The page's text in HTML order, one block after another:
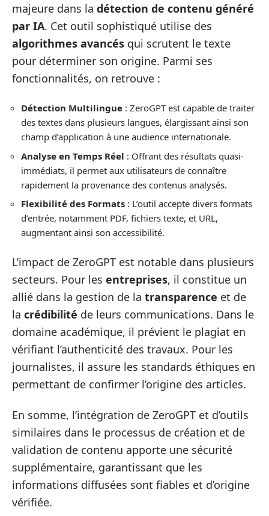
majeure dans la détection de contenu généré
par IA. Cet outil sophistiqué utilise des
algorithmes avancés qui scrutent le texte
pour déterminer son origine. Parmi ses
fonctionnalités, on retrouve :
Détection Multilingue : ZeroGPT est capable de traiter
des textes dans plusieurs langues, élargissant ainsi son
champ d’application à une audience internationale.
Analyse en Temps Réel : Offrant des résultats quasi-
immédiats, il permet aux utilisateurs de connaître
rapidement la provenance des contenus analysés.
Flexibilité des Formats : L’outil accepte divers formats
d’entrée, notamment PDF, fichiers texte, et URL,
augmentant ainsi son accessibilité.
L’impact de ZeroGPT est notable dans plusieurs
secteurs. Pour les entreprises, il constitue un
allié dans la gestion de la transparence et de
la crédibilité de leurs communications. Dans le
domaine académique, il prévient le plagiat en
vérifiant l’authenticité des travaux. Pour les
journalistes, il assure les standards éthiques en
permettant de confirmer l’origine des articles.
En somme, l’intégration de ZeroGPT et d’outils
similaires dans le processus de création et de
validation de contenu apporte une sécurité
supplémentaire, garantissant que les
informations diffusées sont fiables et d’origine
vérifiée.